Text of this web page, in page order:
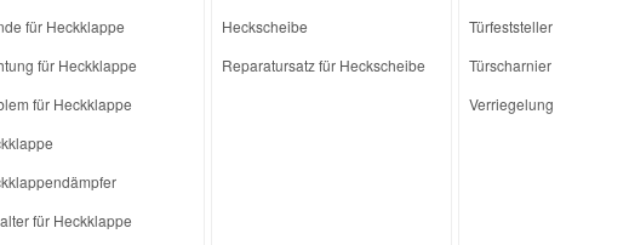
für Heckklappe
für Heckklappe
für Heckklappe
für Heckklappe
Heckscheibe
Reparatursatz für Heckscheibe
Türfeststeller
Türscharnier
Verriegelung